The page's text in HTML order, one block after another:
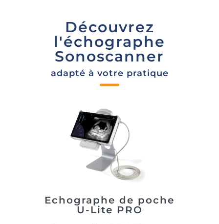
Découvrez
l'échographe
Sonoscanner
adapté à votre pratique
Echographe de poche
U-Lite PRO